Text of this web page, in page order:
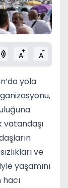
A+ A-
yola
vatandaşı
ve
yaşamını